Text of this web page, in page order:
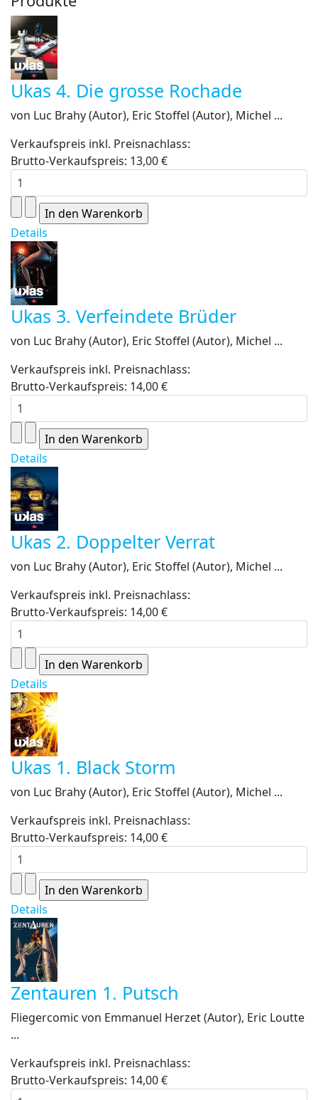
Ukas 4. Die grosse Rochade
von Luc Brahy (Autor), Eric Stoffel (Autor), Michel ...
Verkaufspreis inkl. Preisnachlass:
Brutto-Verkaufspreis: 13,00 €
Details
Ukas 3. Verfeindete Brüder
von Luc Brahy (Autor), Eric Stoffel (Autor), Michel ...
Verkaufspreis inkl. Preisnachlass:
Brutto-Verkaufspreis: 14,00 €
Details
Ukas 2. Doppelter Verrat
von Luc Brahy (Autor), Eric Stoffel (Autor), Michel ...
Verkaufspreis inkl. Preisnachlass:
Brutto-Verkaufspreis: 14,00 €
Details
Ukas 1. Black Storm
von Luc Brahy (Autor), Eric Stoffel (Autor), Michel ...
Verkaufspreis inkl. Preisnachlass:
Brutto-Verkaufspreis: 14,00 €
Details
Zentauren 1. Putsch
Fliegercomic von Emmanuel Herzet (Autor), Eric Loutte
...
Verkaufspreis inkl. Preisnachlass:
Brutto-Verkaufspreis: 14,00 €